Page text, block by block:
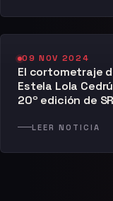
09 NOV 2024
El cortometraje
Estela Lola
20º edición de
LEER NOTICIA